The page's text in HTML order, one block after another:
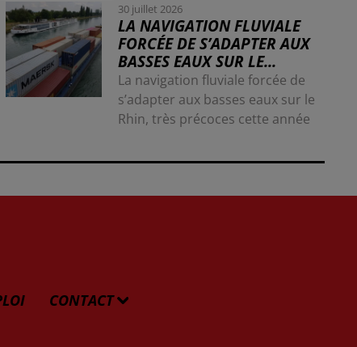
30 juillet 2026
LA NAVIGATION FLUVIALE
FORCÉE DE S’ADAPTER AUX
BASSES EAUX SUR LE...
La navigation fluviale forcée de
s’adapter aux basses eaux sur le
Rhin, très précoces cette année
CONTACT